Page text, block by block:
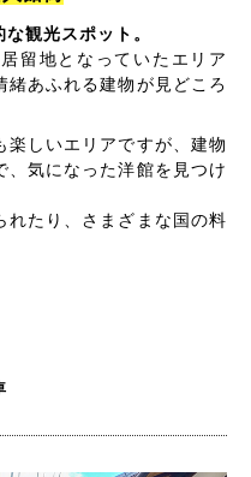
観光スポット。
留地となっていたエリア
あふれる建物が見どころ
しいエリアですが、建物
気になった洋館を見つけ
れたり、さまざまな国の料